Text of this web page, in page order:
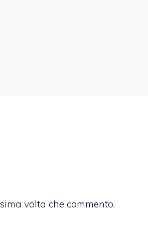
volta che commento.